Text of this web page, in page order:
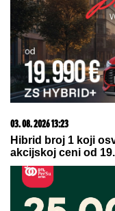
15. 07. 2026 07:44
Većina građana